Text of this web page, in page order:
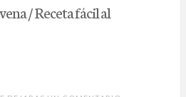
/ Receta fácil al